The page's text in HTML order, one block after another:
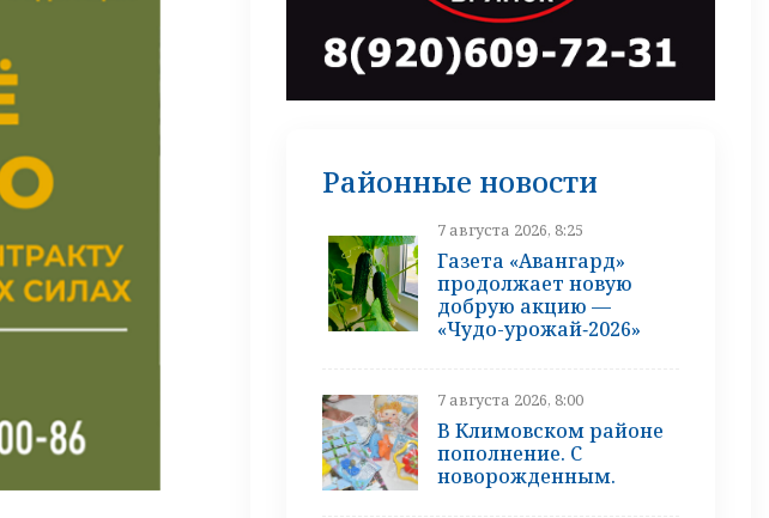
Районные новости
7 августа 2026, 8:25
Газета «Авангард»
продолжает новую
добрую акцию —
«Чудо-урожай‑2026»
7 августа 2026, 8:00
В Климовском районе
пополнение. С
новорожденным.